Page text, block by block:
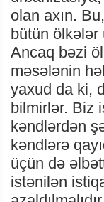
olan axın.
bütün
Ancaq bəzi
məsələnin
yaxud da ki,
bilmirlər. Biz
kəndlərdən
kəndlərə
üçün də
istənilən